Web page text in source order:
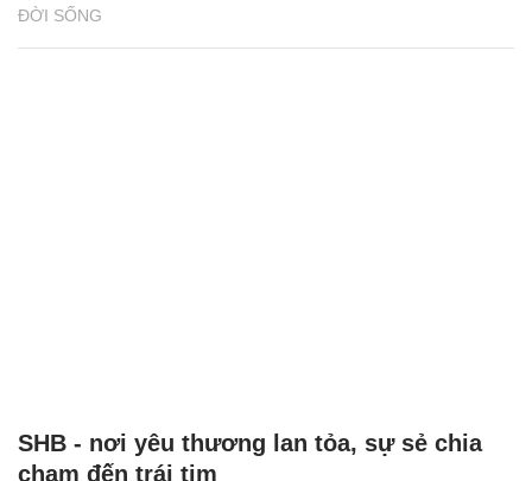
ĐỜI SỐNG
SHB - nơi yêu thương lan tỏa, sự sẻ chia
chạm đến trái tim